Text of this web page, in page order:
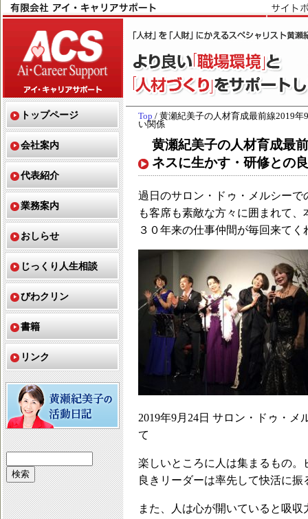
Top / 黄瀬紀美子の人材育成最前線2019
い関係
黄瀬紀美子の人材育成最
ネスに生かす・研修との
過日のサロン・ドゥ・メルシー
も客席も素敵な方々に囲まれて
３０年来の仕事仲間が毎回来て
2019年9月24日 サロン・ドゥ・メ
て
楽しいところに人は集まるもの。
良きリーダーは率先して快活に
また、人は心が開いていると吸
トップページ
会社案内
代表紹介
業務案内
おしらせ
じっくり人生相談
びわクリン
書籍
リンク